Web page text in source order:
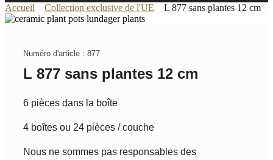
Accueil Collection exclusive de l'UE L 877 sans plantes 12 cm
Numéro d'article : 877
L 877 sans plantes 12 cm
6 pièces dans la boîte
4 boîtes ou 24 pièces / couche
Nous ne sommes pas responsables des